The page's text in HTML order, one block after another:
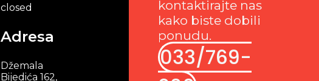
closed
Adresa
Džemala
Bijedića 162,
kontaktirajte nas
kako biste dobili
ponudu.
033/769-